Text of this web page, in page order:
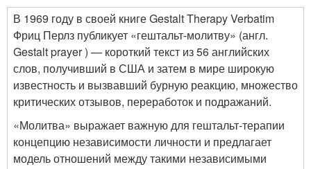
В 1969 году в своей книге Gestalt Therapy Verbatim
Фриц Перлз публикует «гештальт-молитву» (англ.
Gestalt prayer ) — короткий текст из 56 английских
слов, получивший в США и затем в мире широкую
известность и вызвавший бурную реакцию, множество
критических отзывов, переработок и подражаний.
«Молитва» выражает важную для гештальт-терапии
концепцию независимости личности и предлагает
модель отношений между такими независимыми